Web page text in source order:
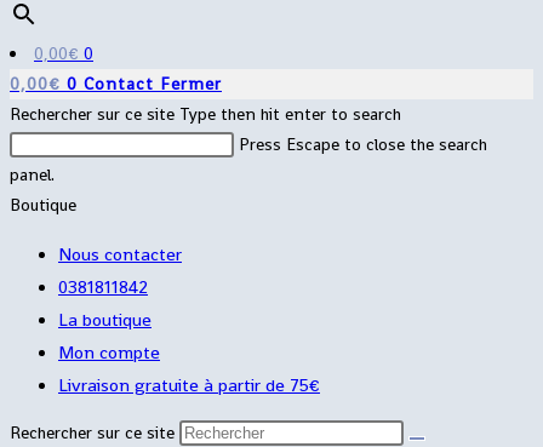
0,00€ 0
0,00€ 0 Contact Fermer
Rechercher sur ce site Type then hit enter to search
Press Escape to close the search
panel.
Boutique
Nous contacter
0381811842
La boutique
Mon compte
Livraison gratuite à partir de 75€
Rechercher sur ce site